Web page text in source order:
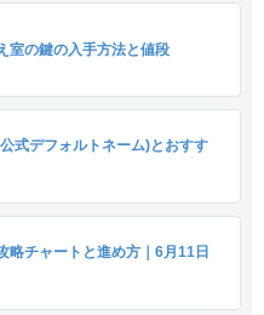
室の鍵の入手方法と値段
式デフォルトネーム)とおすす
略チャートと進め方｜6月11日